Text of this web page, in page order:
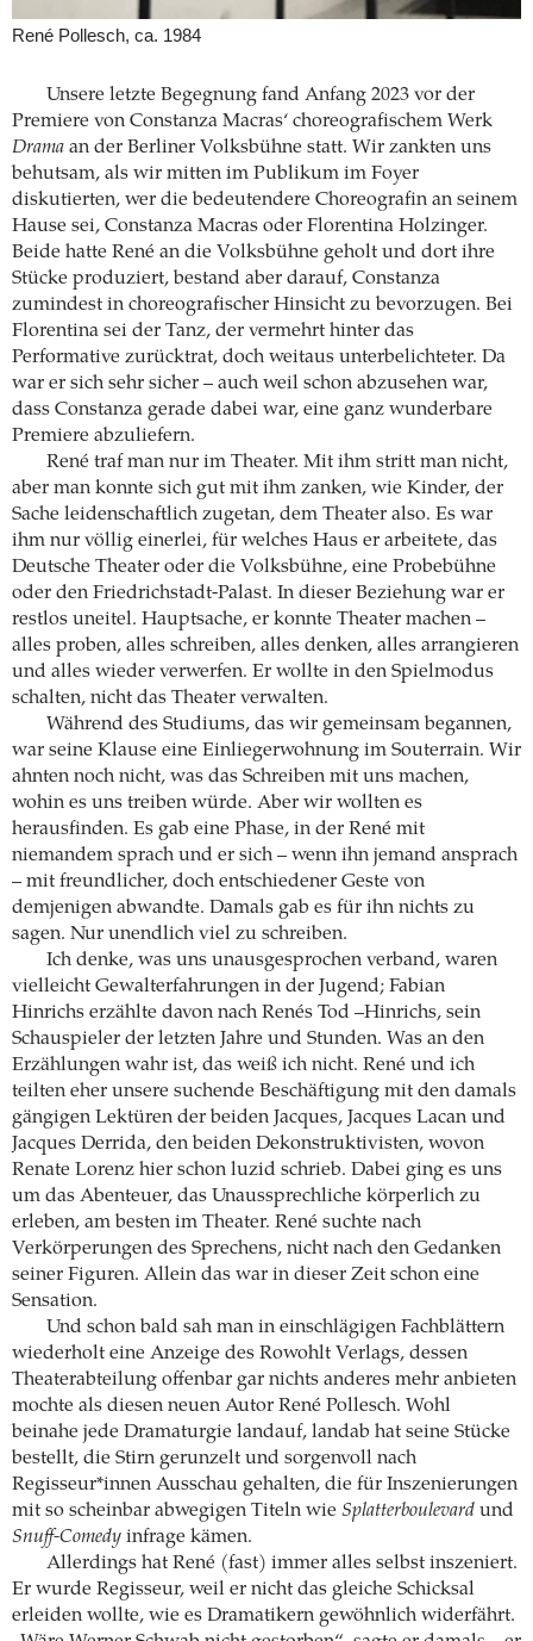
René Pollesch, ca. 1984
Unsere letzte Begegnung fand Anfang 2023 vor der
Premiere von Constanza Macras‘ choreografischem Werk
Drama an der Berliner Volksbühne statt. Wir zankten uns
behutsam, als wir mitten im Publikum im Foyer
diskutierten, wer die bedeutendere Choreografin an seinem
Hause sei, Constanza Macras oder Florentina Holzinger.
Beide hatte René an die Volksbühne geholt und dort ihre
Stücke produziert, bestand aber darauf, Constanza
zumindest in choreografischer Hinsicht zu bevorzugen. Bei
Florentina sei der Tanz, der vermehrt hinter das
Performative zurücktrat, doch weitaus unterbelichteter. Da
war er sich sehr sicher – auch weil schon abzusehen war,
dass Constanza gerade dabei war, eine ganz wunderbare
Premiere abzuliefern.
René traf man nur im Theater. Mit ihm stritt man nicht,
aber man konnte sich gut mit ihm zanken, wie Kinder, der
Sache leidenschaftlich zugetan, dem Theater also. Es war
ihm nur völlig einerlei, für welches Haus er arbeitete, das
Deutsche Theater oder die Volksbühne, eine Probebühne
oder den Friedrichstadt-Palast. In dieser Beziehung war er
restlos uneitel. Hauptsache, er konnte Theater machen –
alles proben, alles schreiben, alles denken, alles arrangieren
und alles wieder verwerfen. Er wollte in den Spielmodus
schalten, nicht das Theater verwalten.
Während des Studiums, das wir gemeinsam begannen,
war seine Klause eine Einliegerwohnung im Souterrain. Wir
ahnten noch nicht, was das Schreiben mit uns machen,
wohin es uns treiben würde. Aber wir wollten es
herausfinden. Es gab eine Phase, in der René mit
niemandem sprach und er sich – wenn ihn jemand ansprach
– mit freundlicher, doch entschiedener Geste von
demjenigen abwandte. Damals gab es für ihn nichts zu
sagen. Nur unendlich viel zu schreiben.
Ich denke, was uns unausgesprochen verband, waren
vielleicht Gewalterfahrungen in der Jugend; Fabian
Hinrichs erzählte davon nach Renés Tod –Hinrichs, sein
Schauspieler der letzten Jahre und Stunden. Was an den
Erzählungen wahr ist, das weiß ich nicht. René und ich
teilten eher unsere suchende Beschäftigung mit den damals
gängigen Lektüren der beiden Jacques, Jacques Lacan und
Jacques Derrida, den beiden Dekonstruktivisten, wovon
Renate Lorenz hier schon luzid schrieb. Dabei ging es uns
um das Abenteuer, das Unaussprechliche körperlich zu
erleben, am besten im Theater. René suchte nach
Verkörperungen des Sprechens, nicht nach den Gedanken
seiner Figuren. Allein das war in dieser Zeit schon eine
Sensation.
Und schon bald sah man in einschlägigen Fachblättern
wiederholt eine Anzeige des Rowohlt Verlags, dessen
Theaterabteilung offenbar gar nichts anderes mehr anbieten
mochte als diesen neuen Autor René Pollesch. Wohl
beinahe jede Dramaturgie landauf, landab hat seine Stücke
bestellt, die Stirn gerunzelt und sorgenvoll nach
Regisseur*innen Ausschau gehalten, die für Inszenierungen
mit so scheinbar abwegigen Titeln wie Splatterboulevard und
Snuff-Comedy infrage kämen.
Allerdings hat René (fast) immer alles selbst inszeniert.
Er wurde Regisseur, weil er nicht das gleiche Schicksal
erleiden wollte, wie es Dramatikern gewöhnlich widerfährt.